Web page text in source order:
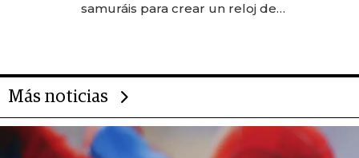
samuráis para crear un reloj de
Más noticias